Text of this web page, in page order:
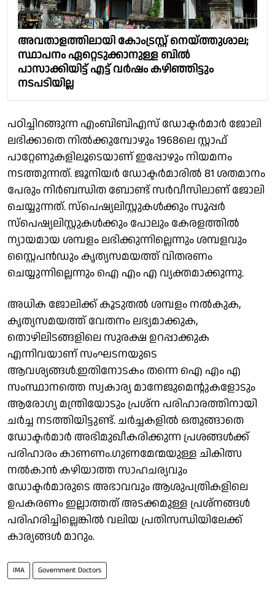
അവതാളത്തിലായി കോംട്രസ്റ്റ് നെയ്ത്തുശാല;
സ്ഥാപനം ഏറ്റെടുക്കാനുള്ള ബിൽ
പാസാക്കിയിട്ട് എട്ട് വർഷം കഴിഞ്ഞിട്ടും
നടപടിയില്ല
പഠിച്ചിറങ്ങുന്ന എംബിബിഎസ് ഡോക്ടർമാർ ജോലി
ലഭിക്കാതെ നിൽക്കുമ്പോഴും 1968ലെ സ്റ്റാഫ്
പാറ്റേണുകളിലൂടെയാണ് ഇപ്പോഴും നിയമനം
നടത്തുന്നത്. ജൂനിയർ ഡോക്ടർമാരിൽ 81 ശതമാനം
പേരും നിർബന്ധിത ബോണ്ട് സർവീസിലാണ് ജോലി
ചെയ്യുന്നത്. സ്പെഷ്യലിസ്റ്റുകൾക്കും സൂപ്പർ
സ്പെഷ്യലിസ്റ്റുകൾക്കും പോലും കേരളത്തിൽ
ന്യായമായ ശമ്പളം ലഭിക്കുന്നില്ലെന്നും ശമ്പളവും
സ്റ്റൈപൻഡും കൃത്യസമയത്ത് വിതരണം
ചെയ്യുന്നില്ലെന്നും ഐ എം എ വ്യക്തമാക്കുന്നു.
അധിക ജോലിക്ക് കൂടുതൽ ശമ്പളം നൽകുക,
കൃത്യസമയത്ത് വേതനം ലഭ്യമാക്കുക,
തൊഴിലിടങ്ങളിലെ സുരക്ഷ ഉറപ്പാക്കുക
എന്നിവയാണ് സംഘടനയുടെ
ആവശ്യങ്ങൾ.ഇതിനോടകം തന്നെ ഐ എം എ
സംസ്ഥാനത്തെ സ്വകാര്യ മാനേജുമെന്റുകളോടും
ആരോഗ്യ മന്ത്രിയോടും പ്രശ്ന പരിഹാരത്തിനായി
ചർച്ച നടത്തിയിട്ടുണ്ട്. ചർച്ചകളിൽ ഒതുങ്ങാതെ
ഡോക്ടർമാർ അഭിമുഖീകരിക്കുന്ന പ്രശങ്ങൾക്ക്
പരിഹാരം കാണണം.ഗുണമേന്മയുള്ള ചികിത്സ
നൽകാൻ കഴിയാത്ത സാഹചര്യവും
ഡോക്ടർമാരുടെ അഭാവവും ആശുപത്രികളിലെ
ഉപകരണം ഇല്ലാത്തത് അടക്കമുള്ള പ്രശ്നങ്ങൾ
പരിഹരിച്ചില്ലെങ്കിൽ വലിയ പ്രതിസന്ധിയിലേക്ക്
കാര്യങ്ങൾ മാറും.
IMA Government Doctors